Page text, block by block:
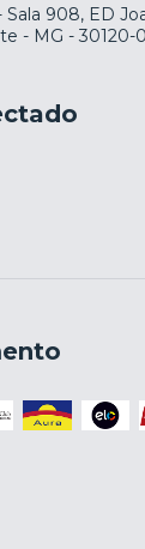
Sala 908, ED
- MG - 30120-